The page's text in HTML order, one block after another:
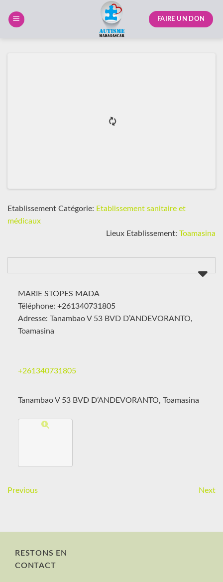
FAIRE UN DON
Etablissement Catégorie: Etablissement sanitaire et
médicaux
Lieux Etablissement: Toamasina
MARIE STOPES MADA
Téléphone: +261340731805
Adresse: Tanambao V 53 BVD D’ANDEVORANTO,
Toamasina
+261340731805
Tanambao V 53 BVD D’ANDEVORANTO, Toamasina
Previous Next
RESTONS EN
CONTACT